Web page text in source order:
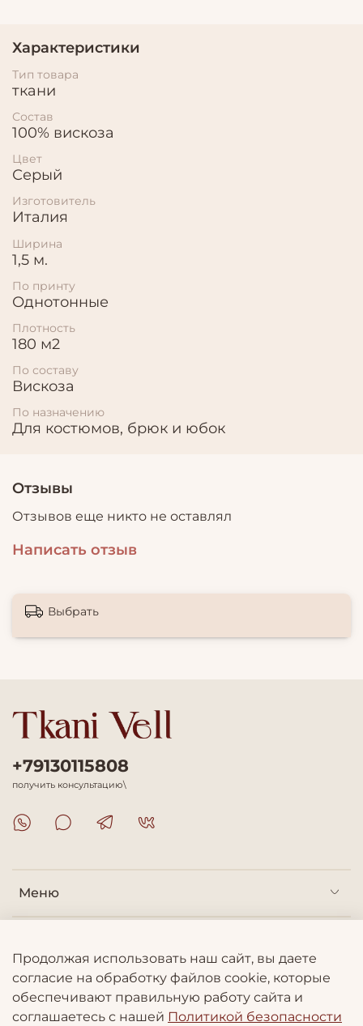
Характеристики
Тип товара
ткани
Состав
100% вискоза
Цвет
Серый
Изготовитель
Италия
Ширина
1,5 м.
По принту
Однотонные
Плотность
180 м2
По составу
Вискоза
По назначению
Для костюмов, брюк и юбок
Отзывы
Отзывов еще никто не оставлял
Написать отзыв
Выбрать
Меню
Информация
+79130115808
получить консультацию\
Продолжая использовать наш сайт, вы даете
согласие на обработку файлов cookie, которые
обеспечивают правильную работу сайта и
соглашаетесь с нашей Политикой безопасности